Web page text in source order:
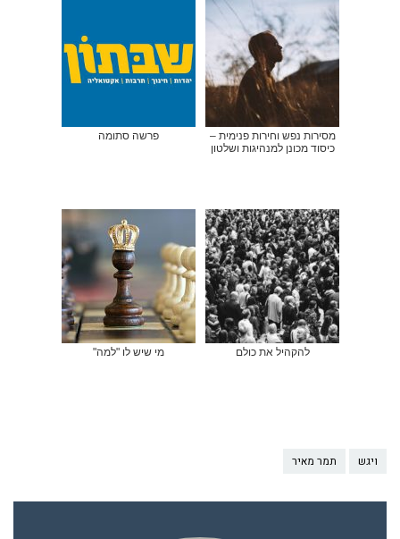
מסירות נפש וחירות פנימית –
כיסוד מכונן למנהיגות ושלטון
פרשה סתומה
להקהיל את כולם מי שיש לו "למה"
ויגש תמר מאיר